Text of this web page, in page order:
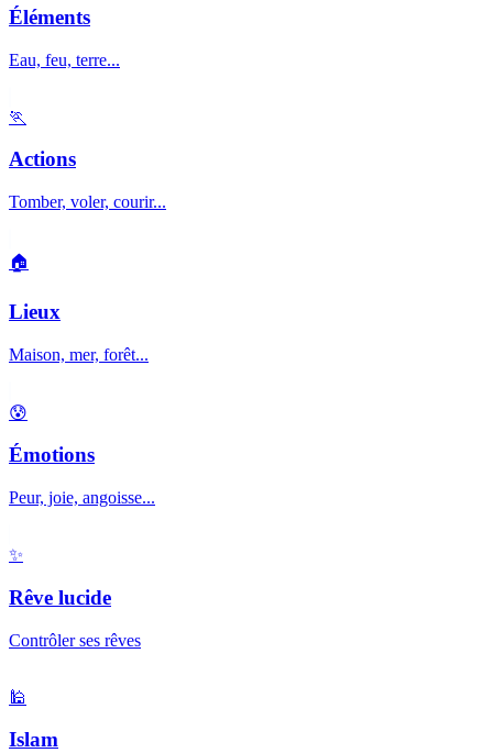
Éléments
Eau, feu, terre...
🏃
Actions
Tomber, voler, courir...
🏠
Lieux
Maison, mer, forêt...
😰
Émotions
Peur, joie, angoisse...
✨
Rêve lucide
Contrôler ses rêves
🕌
Islam